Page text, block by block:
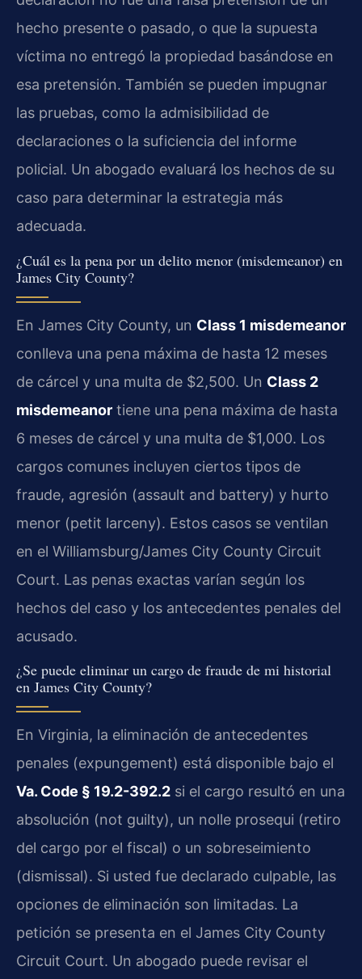
hecho presente o pasado, o que la supuesta
víctima no entregó la propiedad basándose en
esa pretensión. También se pueden impugnar
las pruebas, como la admisibilidad de
declaraciones o la suficiencia del informe
policial. Un abogado evaluará los hechos de su
caso para determinar la estrategia más
adecuada.
¿Cuál es la pena por un delito menor (misdemeanor) en
James City County?
En James City County, un Class 1 misdemeanor
conlleva una pena máxima de hasta 12 meses
de cárcel y una multa de $2,500. Un Class 2
misdemeanor tiene una pena máxima de hasta
6 meses de cárcel y una multa de $1,000. Los
cargos comunes incluyen ciertos tipos de
fraude, agresión (assault and battery) y hurto
menor (petit larceny). Estos casos se ventilan
en el Williamsburg/James City County Circuit
Court. Las penas exactas varían según los
hechos del caso y los antecedentes penales del
acusado.
¿Se puede eliminar un cargo de fraude de mi historial
en James City County?
En Virginia, la eliminación de antecedentes
penales (expungement) está disponible bajo el
Va. Code § 19.2-392.2 si el cargo resultó en una
absolución (not guilty), un nolle prosequi (retiro
del cargo por el fiscal) o un sobreseimiento
(dismissal). Si usted fue declarado culpable, las
opciones de eliminación son limitadas. La
petición se presenta en el James City County
Circuit Court. Un abogado puede revisar el